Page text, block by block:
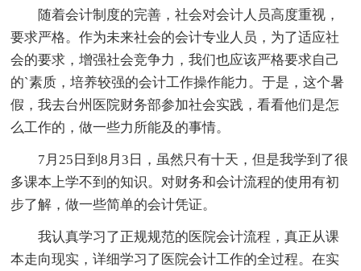
随着会计制度的完善，社会对会计人员高度重视，
要求严格。作为未来社会的会计专业人员，为了适应社
会的要求，增强社会竞争力，我们也应该严格要求自己
的`素质，培养较强的会计工作操作能力。于是，这个暑
假，我去台州医院财务部参加社会实践，看看他们是怎
么工作的，做一些力所能及的事情。
7月25日到8月3日，虽然只有十天，但是我学到了很
多课本上学不到的知识。对财务和会计流程的使用有初
步了解，做一些简单的会计凭证。
我认真学习了正规规范的医院会计流程，真正从课
本走向现实，详细学习了医院会计工作的全过程。在实